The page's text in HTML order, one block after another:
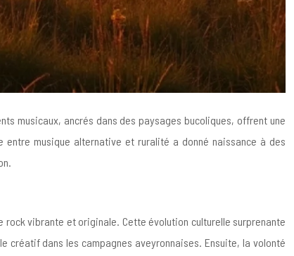
musicaux, ancrés dans des paysages bucoliques, offrent une
entre musique alternative et ruralité a donné naissance à des
rock vibrante et originale. Cette évolution culturelle surprenante
créatif dans les campagnes aveyronnaises. Ensuite, la volonté